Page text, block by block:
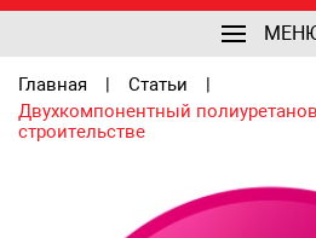
Главная
Статьи
Двухкомпонентный
строительстве